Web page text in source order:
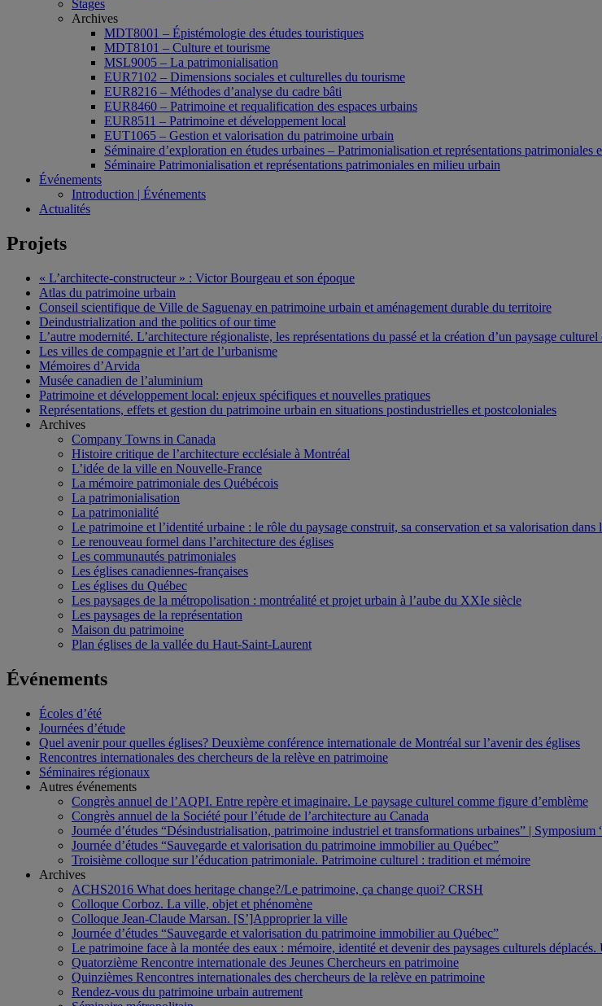
Stages
Archives
MDT8001 – Épistémologie des études touristiques
MDT8101 – Culture et tourisme
MSL9005 – La patrimonialisation
EUR7102 – Dimensions sociales et culturelles du tourisme
EUR8216 – Méthodes d’analyse du cadre bâti
EUR8460 – Patrimoine et requalification des espaces urbains
EUR8511 – Patrimoine et développement local
EUT1065 – Gestion et valorisation du patrimoine urbain
Séminaire d’exploration en études urbaines – Patrimonialisation et représentations patrimoniales
Séminaire Patrimonialisation et représentations patrimoniales en milieu urbain
Événements
Introduction | Événements
Actualités
Projets
« L’architecte-constructeur » : Victor Bourgeau et son époque
Atlas du patrimoine urbain
Conseil scientifique de Ville de Saguenay en patrimoine urbain et aménagement durable du territoire
Deindustrialization and the politics of our time
L’autre modernité. L’architecture régionaliste, les représentations du passé et la création d’un paysage
Les villes de compagnie et l’art de l’urbanisme
Mémoires d’Arvida
Musée canadien de l’aluminium
Patrimoine et développement local: enjeux spécifiques et nouvelles pratiques
Représentations, effets et gestion du patrimoine urbain en situations postindustrielles et postcoloniales
Archives
Company Towns in Canada
Histoire critique de l’architecture ecclésiale à Montréal
L’idée de la ville en Nouvelle-France
La mémoire patrimoniale des Québécois
La patrimonialisation
La patrimonialité
Le patrimoine et l’identité urbaine : le rôle du paysage construit, sa conservation et sa valorisation
Le renouveau formel dans l’architecture des églises
Les communautés patrimoniales
Les églises canadiennes-françaises
Les églises du Québec
Les paysages de la métropolisation : montréalité et projet urbain à l’aube du XXIe siècle
Les paysages de la représentation
Maison du patrimoine
Plan églises de la vallée du Haut-Saint-Laurent
Événements
Écoles d’été
Journées d’étude
Quel avenir pour quelles églises? Deuxième conférence internationale de Montréal sur l’avenir des églises
Rencontres internationales des chercheurs de la relève en patrimoine
Séminaires régionaux
Autres événements
Congrès annuel de l’AQPI. Entre repère et imaginaire. Le paysage culturel comme figure d’emblème
Congrès annuel de la Société pour l’étude de l’architecture au Canada
Journée d’études “Désindustrialisation, patrimoine industriel et transformations urbaines” |
Journée d’études “Sauvegarde et valorisation du patrimoine immobilier au Québec”
Troisième colloque sur l’éducation patrimoniale. Patrimoine culturel : tradition et mémoire
Archives
ACHS2016 What does heritage change?/Le patrimoine, ça change quoi? CRSH
Colloque Corboz. La ville, objet et phénomène
Colloque Jean-Claude Marsan. [S’]Approprier la ville
Journée d’études “Sauvegarde et valorisation du patrimoine immobilier au Québec”
Le patrimoine face à la montée des eaux : mémoire, identité et devenir des paysages culturels
Quatorzième Rencontre internationale des Jeunes Chercheurs en patrimoine
Quinzièmes Rencontres internationales des chercheurs de la relève en patrimoine
Rendez-vous du patrimoine urbain autrement